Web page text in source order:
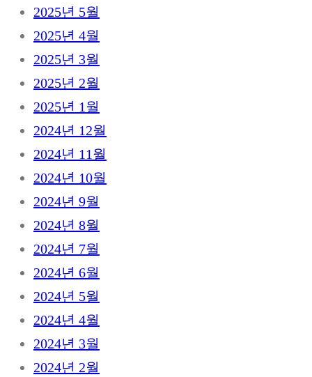
2025년 5월
2025년 4월
2025년 3월
2025년 2월
2025년 1월
2024년 12월
2024년 11월
2024년 10월
2024년 9월
2024년 8월
2024년 7월
2024년 6월
2024년 5월
2024년 4월
2024년 3월
2024년 2월